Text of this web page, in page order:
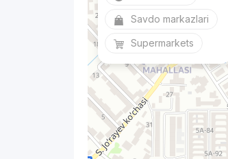
Savdo markazlari
Supermarkets